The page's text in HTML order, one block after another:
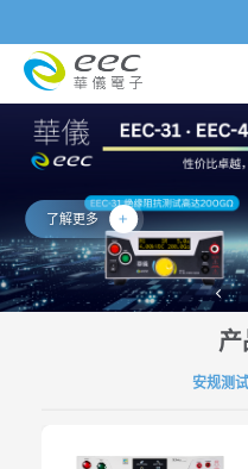
了解更多
产
安规测